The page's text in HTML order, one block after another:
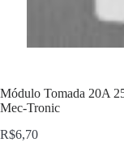
Módulo Tomada 20A
Mec-Tronic
R$6,70